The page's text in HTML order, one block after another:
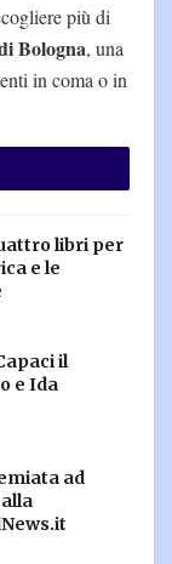
più di
Bologna, una
in coma o in
libri per
e le
il
e Ida
ad